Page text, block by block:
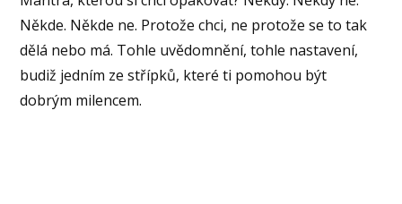
Někde. Někde ne. Protože chci, ne protože se to tak
dělá nebo má. Tohle uvědomnění, tohle nastavení,
budiž jedním ze střípků, které ti pomohou být
dobrým milencem.